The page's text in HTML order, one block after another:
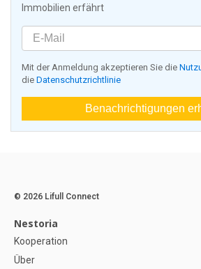
Immobilien erfährt
Mit der Anmeldung akzeptieren Sie die
die Datenschutzrichtlinie
Benachrichtigungen
© 2026 Lifull Connect
Nestoria
Kooperation
Über